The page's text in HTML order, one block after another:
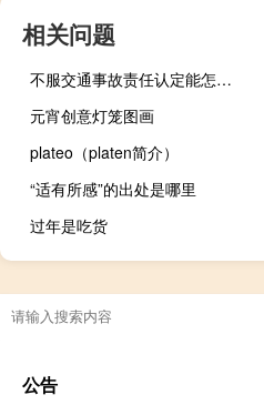
相关问题
不服交通事故责任认定能怎么办
元宵创意灯笼图画
plateo（platen简介）
“适有所感”的出处是哪里
过年是吃货
公告